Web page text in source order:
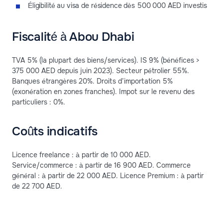
Éligibilité au visa de résidence dès 500 000 AED investis
Fiscalité à Abou Dhabi
TVA 5% (la plupart des biens/services). IS 9% (bénéfices >
375 000 AED depuis juin 2023). Secteur pétrolier 55%.
Banques étrangères 20%. Droits d’importation 5%
(exonération en zones franches). Impot sur le revenu des
particuliers : 0%.
Coûts indicatifs
Licence freelance : à partir de 10 000 AED.
Service/commerce : à partir de 16 900 AED. Commerce
général : à partir de 22 000 AED. Licence Premium : à partir
de 22 700 AED.